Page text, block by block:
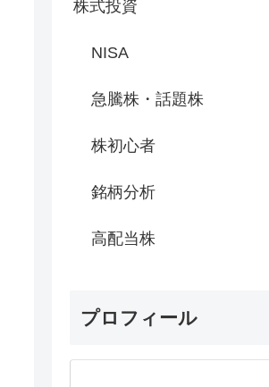
株式投資
NISA
急騰株・話題株
株初心者
銘柄分析
高配当株
プロフィール